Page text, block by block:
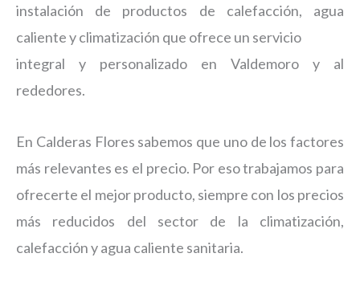
instalación de productos de calefacción, agua
caliente y climatización que ofrece un servicio
integral y personalizado en Valdemoro y al
rededores.
En Calderas Flores sabemos que uno de los factores
más relevantes es el precio. Por eso trabajamos para
ofrecerte el mejor producto, siempre con los precios
más reducidos del sector de la climatización,
calefacción y agua caliente sanitaria.